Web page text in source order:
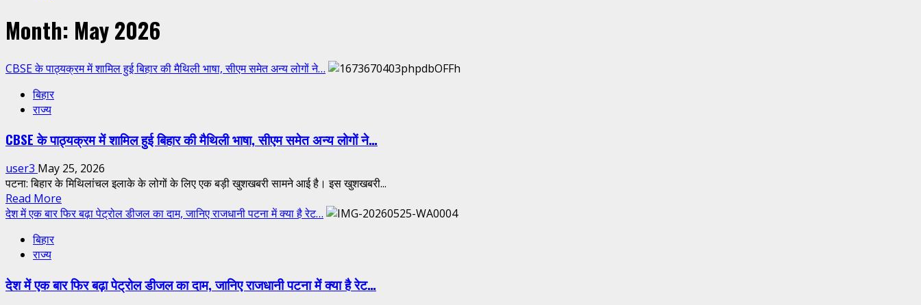
Month: May 2026
CBSE के पाठ्यक्रम में शामिल हुई बिहार की मैथिली भाषा, सीएम समेत अन्य लोगों ने…
बिहार
राज्य
CBSE के पाठ्यक्रम में शामिल हुई बिहार की मैथिली भाषा, सीएम समेत अन्य लोगों ने…
user3 May 25, 2026
पटना: बिहार के मिथिलांचल इलाके के लोगों के लिए एक बड़ी खुशखबरी सामने आई है। इस खुशखबरी...
Read More
more
में
देश में एक बार फिर बढ़ा पेट्रोल डीजल का दाम, जानिए राजधानी पटना में क्या है रेट…
बिहार
राज्य
देश में एक बार फिर बढ़ा पेट्रोल डीजल का दाम, जानिए राजधानी पटना में क्या है रेट…